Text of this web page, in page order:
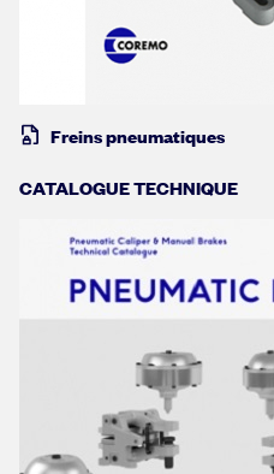
Freins pneumatiques
CATALOGUE TECHNIQUE